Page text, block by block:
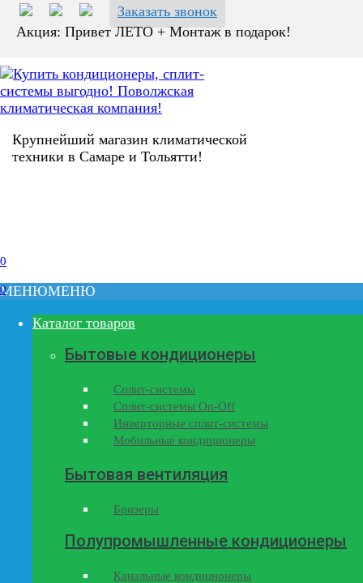
Перейти
содержанию
Заказать звонок
Акция: Привет ЛЕТО + Монтаж в подарок!
Крупнейший магазин климатической
техники в Самаре и Тольятти!
0
0
МЕНЮМЕНЮ
Каталог товаров
Бытовые кондиционеры
Сплит-системы
Сплит-системы On-Off
Инверторные сплит-системы
Мобильные кондиционеры
Бытовая вентиляция
Бризеры
Полупромышленные кондиционеры
Канальные кондиционеры